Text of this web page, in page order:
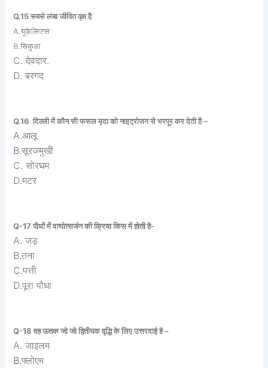
Q.15 सबसे लंबा जीवित वृक्ष है
A.यूकेलिप्टस
B.सिकुआ
C. देवदार.
D. बरगद
Q.16 दिल्ली में कौन सी फसल मृदा को नाइट्रोजन से भरपूर कर देती है –
A.आलू
B.सूरजमुखी
C. सोरघम
D.मटर
Q-17 पौधों में वाष्पोत्सर्जन की क्रिया किस में होती है-
A. जड़
B.तना
C.पत्ती
D.पूरा पौधा
Q-18 वह ऊतक जो जो द्वितीयक वृद्धि के लिए उत्तरदाई है –
A. जाइलम
B.फ्लोएम